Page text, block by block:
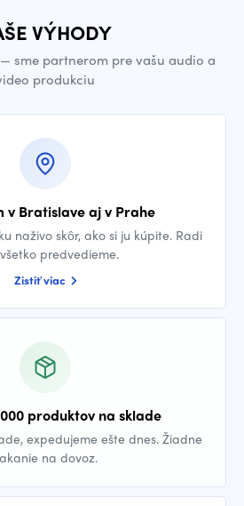
VÝHODY
sme partnerom pre vašu audio a
produkciu
v Bratislave aj v Prahe
naživo skôr, ako si ju kúpite. Radi
predvedieme.
Zistiť viac
produktov na sklade
expedujeme ešte dnes. Žiadne
na dovoz.